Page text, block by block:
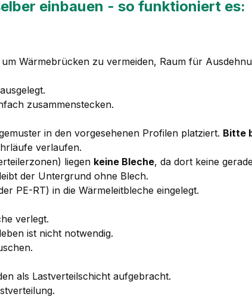
einbauen - so funktioniert es:
Wärmebrücken zu vermeiden, Raum für
zusammenstecken.
in den vorgesehenen Profilen platziert. Bitte
verlaufen.
liegen keine Bleche, da dort keine
der Untergrund ohne Blech.
PE-RT) in die Wärmeleitbleche eingelegt.
verlegt.
ist nicht notwendig.
als Lastverteilschicht aufgebracht.